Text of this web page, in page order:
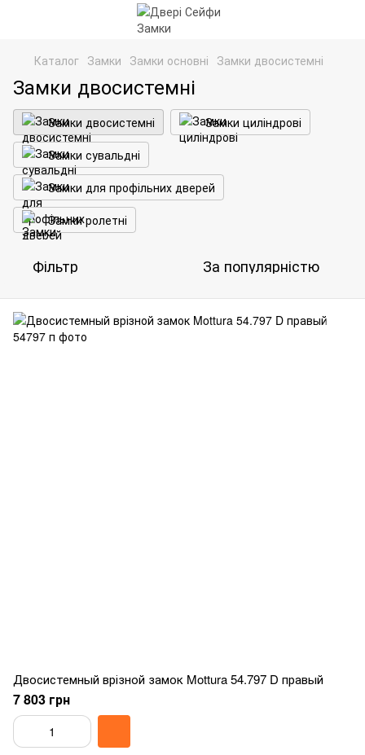
Каталог Замки Замки основні Замки двосистемні
Замки двосистемні
Замки двосистемні
Замки циліндрові
Замки сувальдні
Замки для профільних дверей
Замки ролетні
Фільтр За популярністю
Двосистемный врізной замок Mottura 54.797 D правый
7 803 грн